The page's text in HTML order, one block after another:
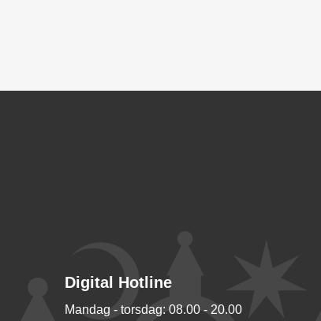
Digital Hotline
Mandag - torsdag: 08.00 - 20.00